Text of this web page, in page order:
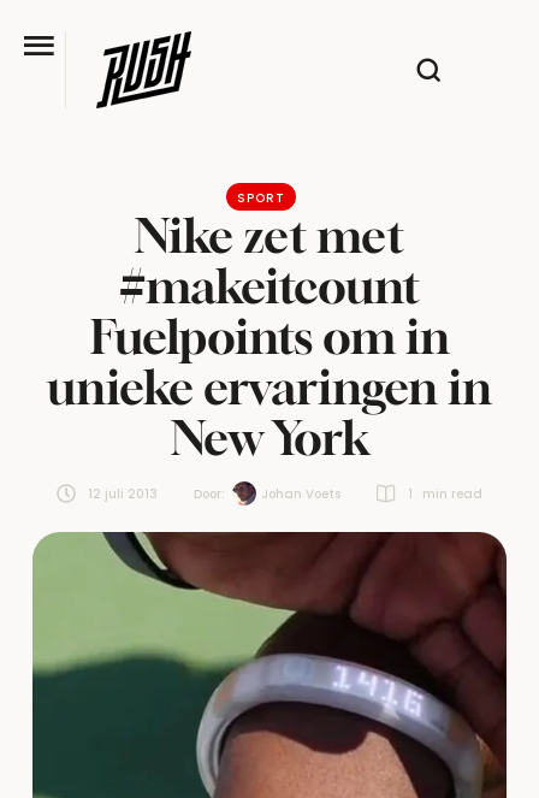
SPORT
Nike zet met
#makeitcount
Fuelpoints om in
unieke ervaringen in
New York
12 juli 2013 Door: Johan Voets 1 min read